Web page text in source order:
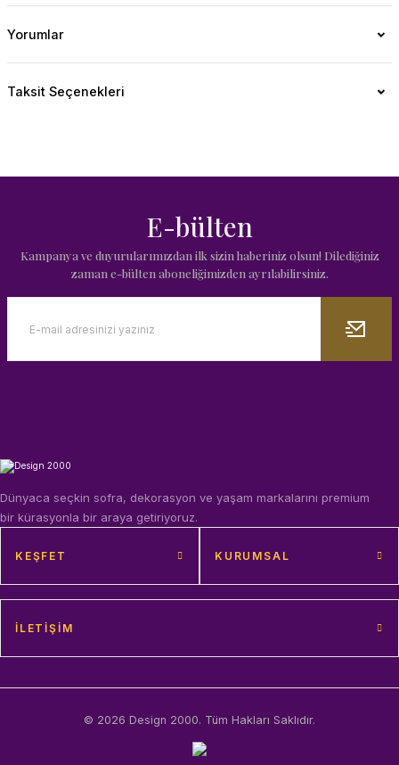
Yorumlar
Taksit Seçenekleri
E-bülten
Kampanya ve duyurularımızdan ilk sizin haberiniz olsun! Dilediğiniz
zaman e-bülten aboneliğimizden ayrılabilirsiniz.
Dünyaca seçkin sofra, dekorasyon ve yaşam markalarını premium
bir kürasyonla bir araya getiriyoruz.
KEŞFET KURUMSAL
İLETIŞIM
© 2026 Design 2000. Tüm Hakları Saklıdır.